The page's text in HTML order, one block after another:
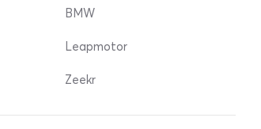
BMW
Leapmotor
Zeekr